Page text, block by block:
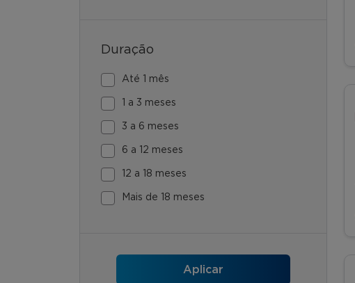
Duração
Até 1 mês
1 a 3 meses
3 a 6 meses
6 a 12 meses
12 a 18 meses
Mais de 18 meses